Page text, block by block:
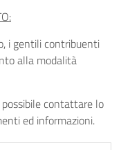
i gentili contribuenti
alla modalità
contattare lo
ed informazioni.